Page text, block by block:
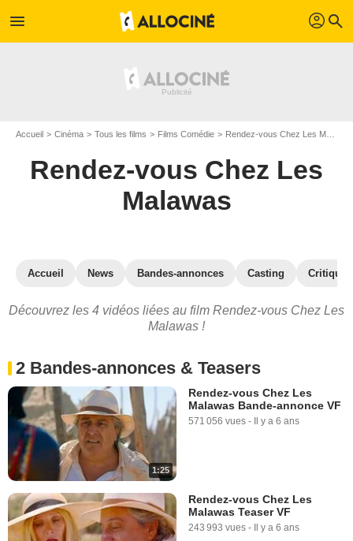
menu profil search
Accueil Cinéma Tous les films Films Comédie Rendez-vous Chez Les Malawas
Rendez-vous Chez Les
Malawas
Accueil News Bandes-annonces Casting
Découvrez les 4 vidéos liées au film Rendez-vous Chez Les
Malawas !
2 Bandes-annonces & Teasers
1:25
Rendez-vous Chez Les
Malawas Bande-annonce VF
571 056 vues - Il y a 6 ans
Rendez-vous Chez Les
Malawas Teaser VF
243 993 vues - Il y a 6 ans